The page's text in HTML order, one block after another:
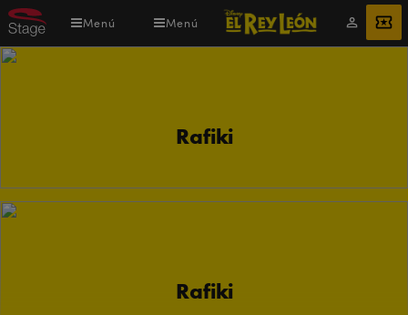
Pasar
al
contenido
Menú Menú
Mi
cuenta
ENTRADAS
Rafiki
Rafiki